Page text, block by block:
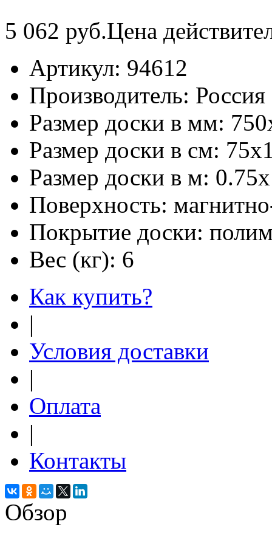
5 062 руб.Цена
Артикул: 94612
Производитель: Россия
Размер доски в мм:
Размер доски в см:
Размер доски в м:
Поверхность:
Покрытие доски:
Вес (кг): 6
Как купить?
|
Условия доставки
|
Оплата
|
Контакты
Обзор